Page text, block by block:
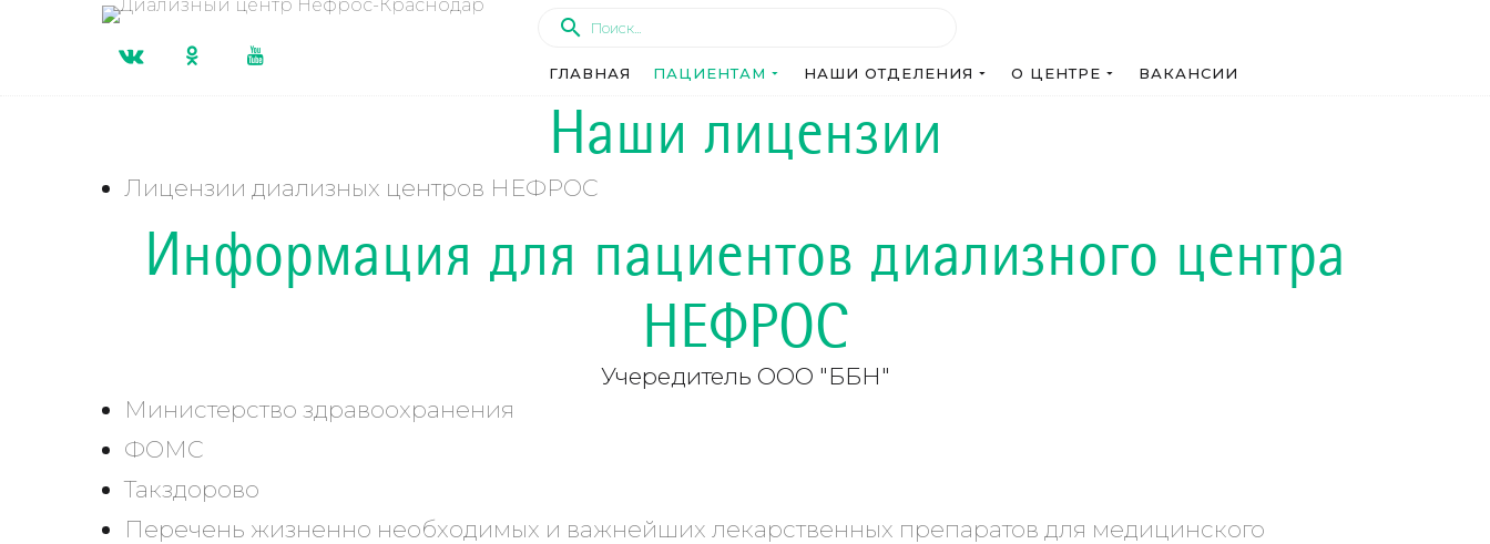
ГЛАВНАЯ ПАЦИЕНТАМ НАШИ ОТДЕЛЕНИЯ О ЦЕНТРЕ ВАКАНСИИ
Наши лицензии
Лицензии диализных центров НЕФРОС
Информация для пациентов диализного центра
НЕФРОС
Учередитель ООО "ББН"
Министерство здравоохранения
ФОМС
Такздорово
Перечень жизненно необходимых и важнейших лекарственных препаратов для медицинского